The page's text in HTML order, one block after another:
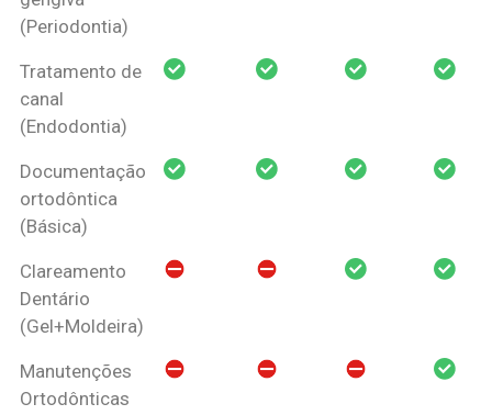
(Periodontia)
Tratamento de
canal
(Endodontia)
Documentação
ortodôntica
(Básica)
Clareamento
Dentário
(Gel+Moldeira)
Manutenções
Ortodônticas